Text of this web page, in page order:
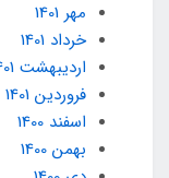
مهر 1401
خرداد 1401
ارديبهشت 1401
فروردین 1401
اسفند 1400
بهمن 1400